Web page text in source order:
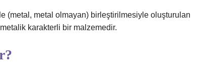
(metal, metal olmayan) birleştirilmesiyle oluşturulan
metalik karakterli bir malzemedir.